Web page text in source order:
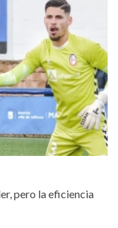
pero la eficiencia